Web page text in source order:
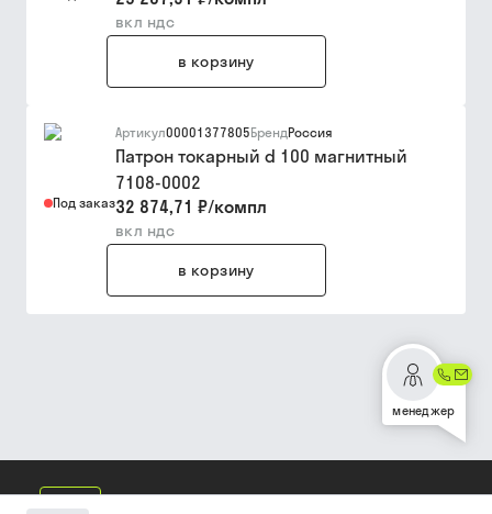
вкл ндс
в корзину
Под заказ
Артикул00001377805БрендРоссия
Патрон токарный d 100 магнитный
7108-0002
32 874,71 ₽/компл
вкл ндс
в корзину
менеджер